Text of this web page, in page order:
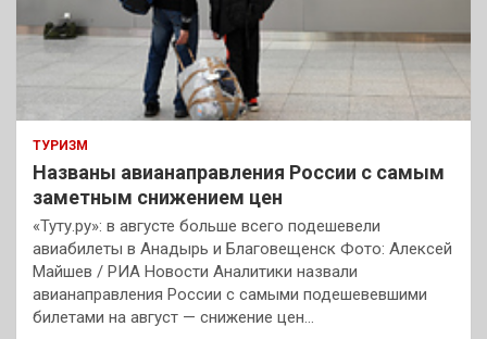
ТУРИЗМ
Названы авианаправления России с самым
заметным снижением цен
«Туту.ру»: в августе больше всего подешевели
авиабилеты в Анадырь и Благовещенск Фото: Алексей
Майшев / РИА Новости Аналитики назвали
авианаправления России с самыми подешевевшими
билетами на август — снижение цен…